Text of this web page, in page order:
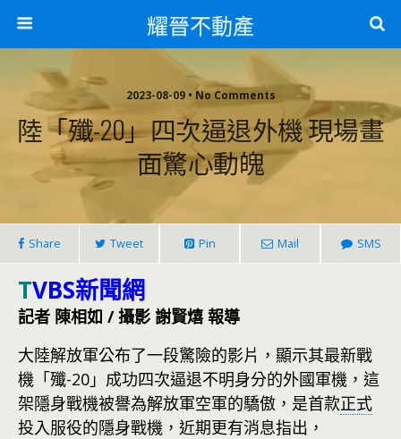
耀晉不動產
2023-08-09 • No Comments
陸「殲-20」四次逼退外機 現場畫
面驚心動魄
Share Tweet Pin Mail SMS
TVBS新聞網
記者 陳相如 / 攝影 謝賢熺 報導
大陸解放軍公布了一段驚險的影片，顯示其最新戰
機「殲-20」成功四次逼退不明身分的外國軍機，這
架隱身戰機被譽為解放軍空軍的驕傲，是首款正式
投入服役的隱身戰機，近期更有消息指出，